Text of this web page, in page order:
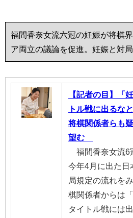
福間香奈女流六冠の妊娠が将棋
ア両立の議論を促進。妊娠と対
【記者の目】「
トル戦に出るな
将棋関係者らも
望む
福間香奈女流6
今年4月に出た日
局規定の流れを
棋関係者からは
タイトル戦には